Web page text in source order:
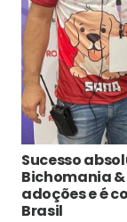
Sucesso
Bichomania
adoções e é
Brasil